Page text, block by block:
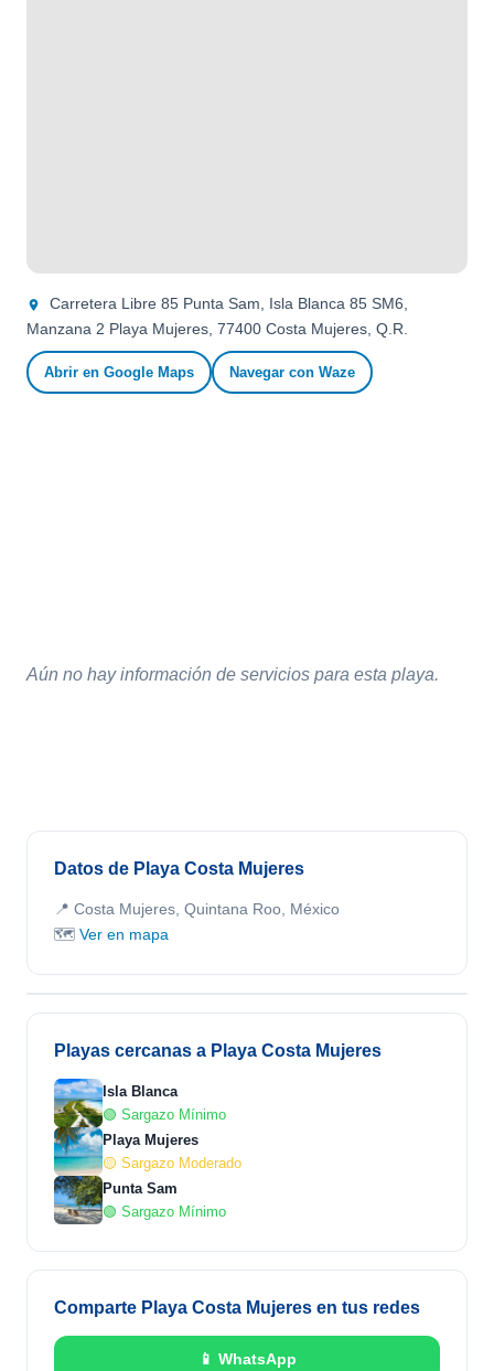
Carretera Libre 85 Punta Sam, Isla Blanca 85 SM6,
Manzana 2 Playa Mujeres, 77400 Costa Mujeres, Q.R.
Abrir en Google Maps Navegar con Waze
Aún no hay información de servicios para esta playa.
Datos de Playa Costa Mujeres
📍 Costa Mujeres, Quintana Roo, México
🗺️ Ver en mapa
Playas cercanas a Playa Costa Mujeres
Isla Blanca
🟢 Sargazo Mínimo
Playa Mujeres
🟡 Sargazo Moderado
Punta Sam
🟢 Sargazo Mínimo
Comparte Playa Costa Mujeres en tus redes
📱 WhatsApp